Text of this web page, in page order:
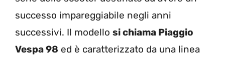
successo impareggiabile negli anni
successivi. Il modello si chiama Piaggio
Vespa 98 ed è caratterizzato da una linea